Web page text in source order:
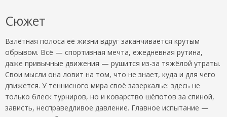
Сюжет
Взлётная полоса её жизни вдруг заканчивается крутым
обрывом. Всё — спортивная мечта, ежедневная рутина,
даже привычные движения — рушится из-за тяжёлой утраты.
Свои мысли она ловит на том, что не знает, куда и для чего
движется. У теннисного мира своё зазеркалье: здесь не
только блеск турниров, но и коварство шёпотов за спиной,
зависть, несправедливое давление. Главное испытание —